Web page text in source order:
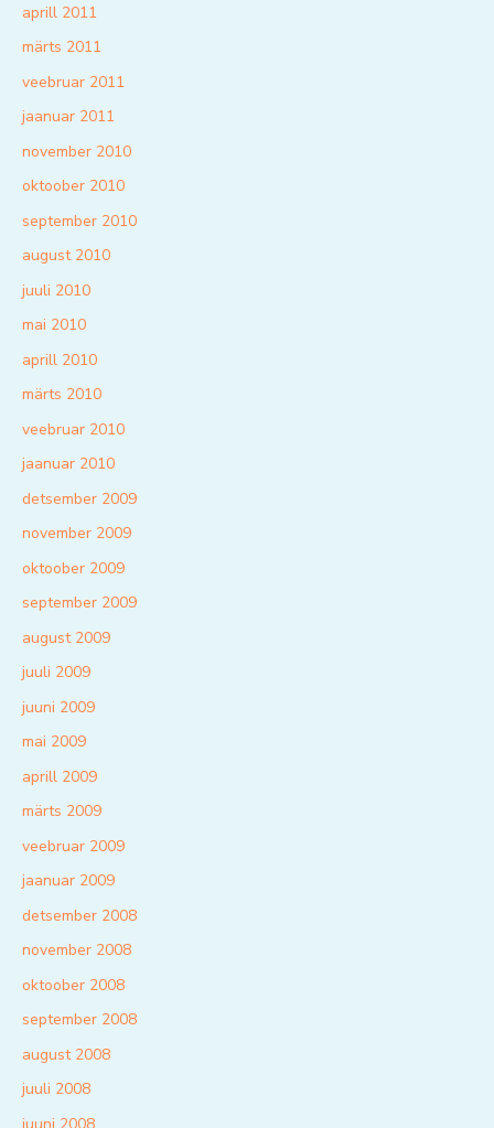
aprill 2011
märts 2011
veebruar 2011
jaanuar 2011
november 2010
oktoober 2010
september 2010
august 2010
juuli 2010
mai 2010
aprill 2010
märts 2010
veebruar 2010
jaanuar 2010
detsember 2009
november 2009
oktoober 2009
september 2009
august 2009
juuli 2009
juuni 2009
mai 2009
aprill 2009
märts 2009
veebruar 2009
jaanuar 2009
detsember 2008
november 2008
oktoober 2008
september 2008
august 2008
juuli 2008